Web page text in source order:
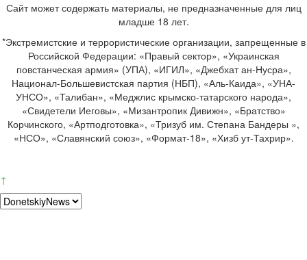
Сайт может содержать материалы, не предназначенные для лиц
младше 18 лет.
*Экстремистские и террористические организации, запрещенные в
Российской Федерации: «Правый сектор», «Украинская
повстанческая армия» (УПА), «ИГИЛ», «Джебхат ан-Нусра»,
Национал-Большевистская партия (НБП), «Аль-Каида», «УНА-
УНСО», «Талибан», «Меджлис крымско-татарского народа»,
«Свидетели Иеговы», «Мизантропик Дивижн», «Братство»
Корчинского, «Артподготовка», «Тризуб им. Степана Бандеры »,
«НСО», «Славянский союз», «Формат-18», «Хизб ут-Тахрир».
↑